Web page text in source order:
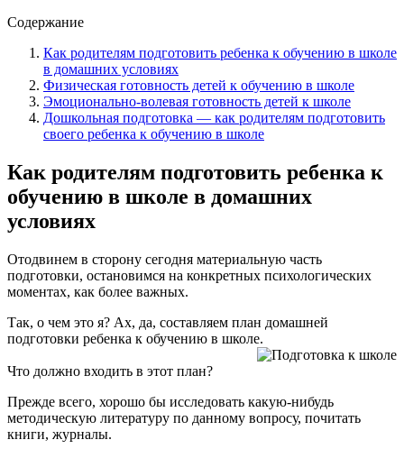
Содержание
Как родителям подготовить ребенка к обучению в школе
в домашних условиях
Физическая готовность детей к обучению в школе
Эмоционально-волевая готовность детей к школе
Дошкольная подготовка — как родителям подготовить
своего ребенка к обучению в школе
Как родителям подготовить ребенка к
обучению в школе в домашних
условиях
Отодвинем в сторону сегодня материальную часть
подготовки, остановимся на конкретных психологических
моментах, как более важных.
Так, о чем это я? Ах, да, составляем план домашней
подготовки ребенка к обучению в школе.
Что должно входить в этот план?
Прежде всего, хорошо бы исследовать какую-нибудь
методическую литературу по данному вопросу, почитать
книги, журналы.